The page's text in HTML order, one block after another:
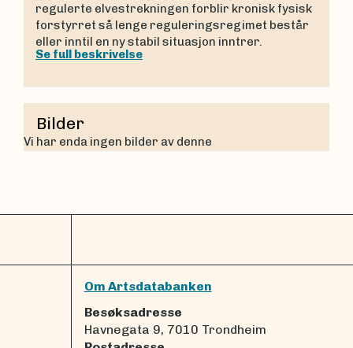
regulerte elvestrekningen forblir kronisk fysisk
forstyrret så lenge reguleringsregimet består
eller inntil en ny stabil situasjon inntrer.
Se full beskrivelse
Bilder
Vi har enda ingen bilder av denne
Om Artsdatabanken
Besøksadresse
Havnegata 9, 7010 Trondheim